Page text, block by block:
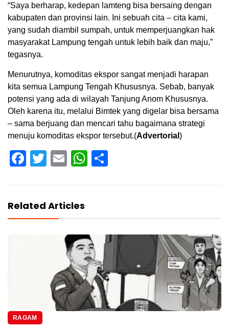
“Saya berharap, kedepan lamteng bisa bersaing dengan
kabupaten dan provinsi lain. Ini sebuah cita – cita kami,
yang sudah diambil sumpah, untuk memperjuangkan hak
masyarakat Lampung tengah untuk lebih baik dan maju,”
tegasnya.
Menurutnya, komoditas ekspor sangat menjadi harapan
kita semua Lampung Tengah Khususnya. Sebab, banyak
potensi yang ada di wilayah Tanjung Anom Khususnya.
Oleh karena itu, melalui Bimtek yang digelar bisa bersama
– sama berjuang dan mencari tahu bagaimana strategi
menuju komoditas ekspor tersebut.(Advertorial )
Facebook
Twitter
EmailWhatsApp
Related Articles
RAGAM